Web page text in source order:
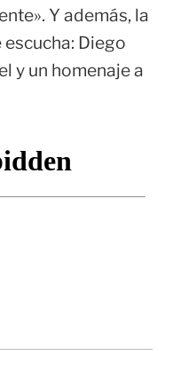
Y además, la
Diego
y un homenaje a